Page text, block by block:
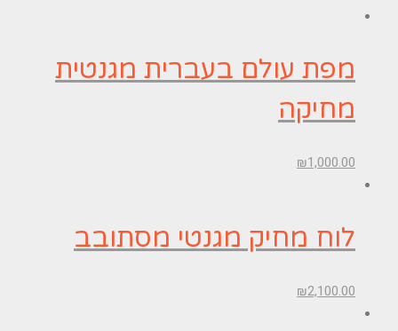
מפת עולם בעברית מגנטית
מחיקה
₪1,000.00
לוח מחיק מגנטי מסתובב
₪2,100.00